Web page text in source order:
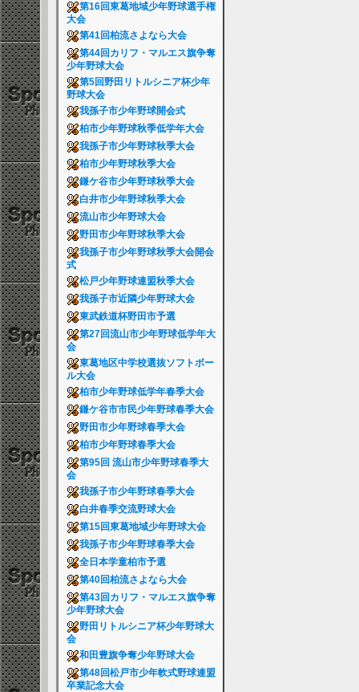
第16回東葛地域少年野球選手権
大会
第41回柏流さよなら大会
第44回カリフ・マルエス旗争奪
少年野球大会
第5回野田リトルシニア杯少年
野球大会
我孫子市少年野球開会式
柏市少年野球秋季低学年大会
我孫子市少年野球秋季大会
柏市少年野球秋季大会
鎌ケ谷市少年野球秋季大会
白井市少年野球秋季大会
流山市少年野球大会
野田市少年野球秋季大会
我孫子市少年野球秋季大会開会
式
松戸少年野球連盟秋季大会
我孫子市近隣少年野球大会
東武鉄道杯野田市予選
第27回流山市少年野球低学年大
会
東葛地区中学校選抜ソフトボー
ル大会
柏市少年野球低学年春季大会
鎌ケ谷市市民少年野球春季大会
野田市少年野球春季大会
柏市少年野球春季大会
第95回 流山市少年野球春季大
会
我孫子市少年野球春季大会
白井春季交流野球大会
第15回東葛地域少年野球大会
我孫子市少年野球春季大会
全日本学童柏市予選
第40回柏流さよなら大会
第43回カリフ・マルエス旗争奪
少年野球大会
野田リトルシニア杯少年野球大
会
和田豊旗争奪少年野球大会
第48回松戸市少年軟式野球連盟
卒業記念大会